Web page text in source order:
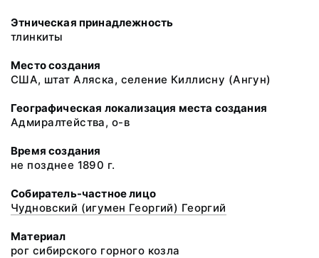
Этническая принадлежность
тлинкиты
Место создания
США, штат Аляска, селение Киллисну (Ангун)
Географическая локализация места создания
Адмиралтейства, о-в
Время создания
не позднее 1890 г.
Собиратель-частное лицо
Чудновский (игумен Георгий) Георгий
Материал
рог сибирского горного козла